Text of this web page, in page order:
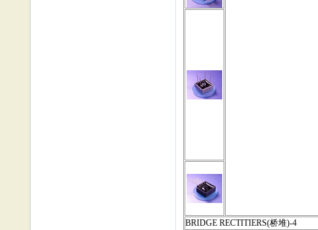
BRIDGE RECTITIERS(桥堆)-4